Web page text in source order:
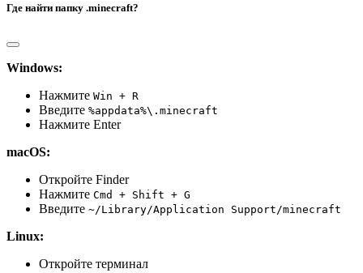
Где найти папку .minecraft?
Windows:
Нажмите Win + R
Введите %appdata%\.minecraft
Нажмите Enter
macOS:
Откройте Finder
Нажмите Cmd + Shift + G
Введите ~/Library/Application Support/minecraft
Linux:
Откройте терминал